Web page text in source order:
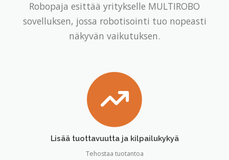
Robopaja esittää yritykselle MULTIROBO
sovelluksen, jossa robotisointi tuo nopeasti
näkyvän vaikutuksen.
Lisää tuottavuutta ja kilpailukykyä
Tehostaa tuotantoa